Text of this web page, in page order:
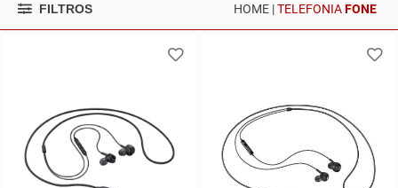
FILTROS HOME |TELEFONIAFONE